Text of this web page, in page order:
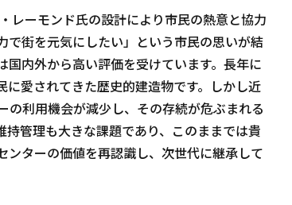
レーモンド氏の設計により市民の熱意と協力
で街を元気にしたい」という市民の思いが結
内外から高い評価を受けています。長年に
愛されてきた歴史的建造物です。しかし近
の利用機会が減少し、その存続が危ぶまれる
管理も大きな課題であり、このままでは貴
ンターの価値を再認識し、次世代に継承して